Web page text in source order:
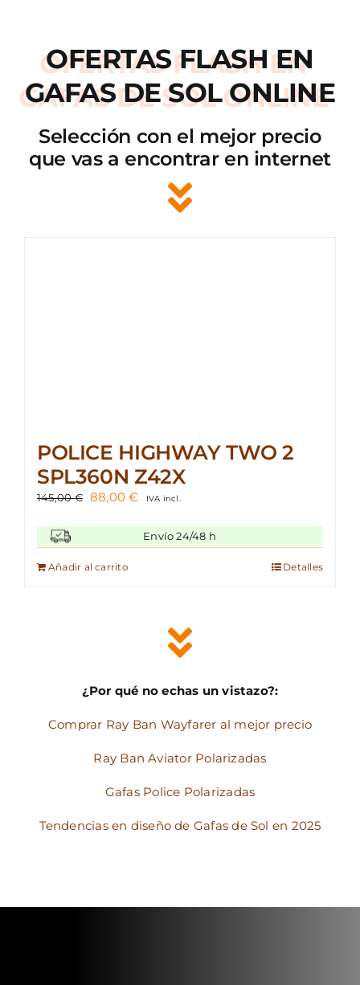
OFERTAS FLASH EN
GAFAS DE SOL ONLINE
Selección con el mejor precio
que vas a encontrar en internet
POLICE HIGHWAY TWO 2
SPL360N Z42X
145,00€ El
original
era:
145,00 €.
88,00€ El
actual
es:
IVA incl.
Envío 24/48 h
Añadir al carrito Detalles
¿Por qué no echas un vistazo?:
Comprar Ray Ban Wayfarer al mejor precio
Ray Ban Aviator Polarizadas
Gafas Police Polarizadas
Tendencias en diseño de Gafas de Sol en 2025